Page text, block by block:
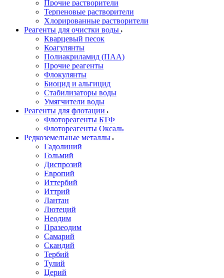
Прочие растворители
Терпеновые растворители
Хлорированные растворители
Реагенты для очистки воды
Кварцевый песок
Коагулянты
Полиакриламид (ПАА)
Прочие реагенты
Флокулянты
Биоцид и альгицид
Стабилизаторы воды
Умягчители воды
Реагенты для флотации
Флотореагенты БТФ
Флотореагенты Оксаль
Редкоземельные металлы
Гадолиний
Гольмий
Диспрозий
Европий
Иттербий
Иттрий
Лантан
Лютеций
Неодим
Празеодим
Самарий
Скандий
Тербий
Тулий
Церий